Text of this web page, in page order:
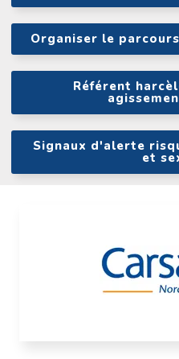
Organiser le
Référent
Signaux d'alerte
et